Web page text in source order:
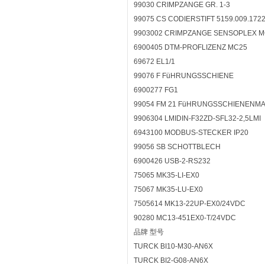
99030 CRIMPZANGE GR. 1-3
99075 CS CODIERSTIFT
9903002 CRIMPZANGE SENSOPLEX
6900405 DTM-PROFLIZENZ MC25
69672 EL1/1
99076 F FüHRUNGSSCHIENE
6900277 FG1
99054 FM 21
9906304 LMIDIN-F32ZD-SFL32-2,5LMI
6943100 MODBUS-STECKER IP20
99056 SB SCHOTTBLECH
6900426 USB-2-RS232
75065 MK35-LI-EX0
75067 MK35-LU-EX0
7505614 MK13-22UP-EX0/24VDC
90280 MC13-451EX0-T/24VDC
品牌 型号
TURCK BI10-M30-AN6X
TURCK BI2-G08-AN6X